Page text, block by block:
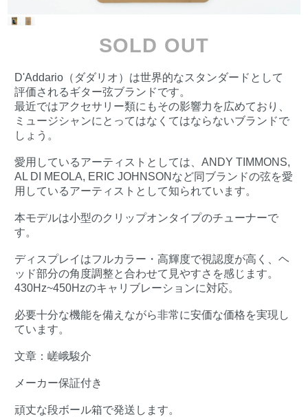
SOLD OUT
D'Addario（ダダリオ）は世界的なスタンダードとして
評価されるギター弦ブランドです。
最近ではアクセサリー類にもその影響力を広めており、
ミュージシャンにとってはなくてはならないブランドで
しょう。
愛用しているアーティストとしては、ANDY TIMMONS,
AL DI MEOLA, ERIC JOHNSONなど同ブランドの弦を愛
用しているアーティストとして知られています。
本モデルは小型のクリップオンタイプのチューナーで
す。
ディスプレイはフルカラー・高輝度で視認度が高く、ヘ
ッド部分の角度調整と合わせて見やすさを感じます。
430Hz~450Hzのキャリブレーションに対応。
必要十分な機能を備えながら非常に安価な価格を実現し
ています。
文章：嵯峨駿介
メーカー保証付き
頑丈な段ボール箱で発送します。